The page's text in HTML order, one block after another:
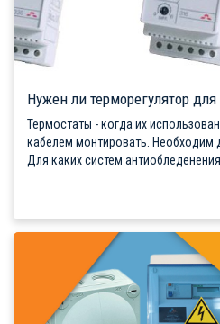
Нужен ли терморегулятор
Термостаты - когда их
кабелем монтировать. Необходим
Для каких систем антиобледенения